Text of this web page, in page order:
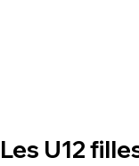
Les U12